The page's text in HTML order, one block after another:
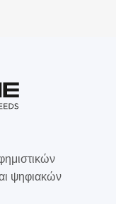
ψηφιακών